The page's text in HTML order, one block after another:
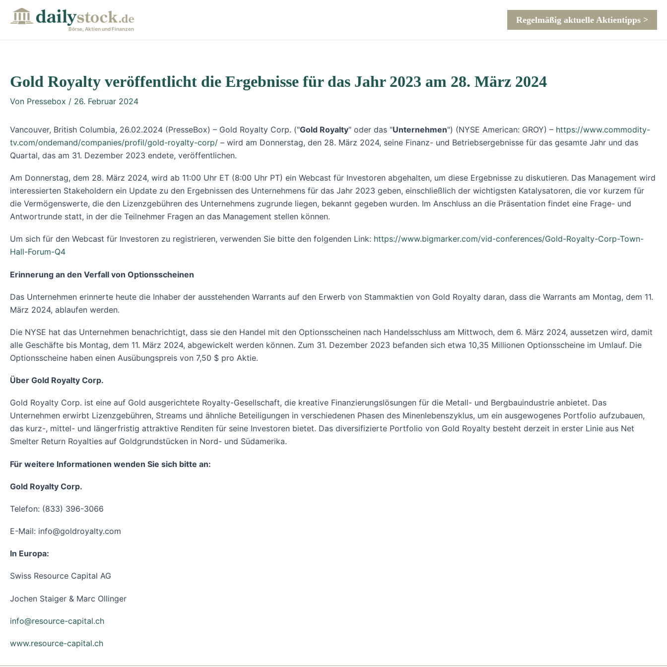
Inhalt
Börse, Aktien und Finanzen
Regelmäßig aktuelle Aktientipps >
Gold Royalty veröffentlicht die Ergebnisse für das Jahr 2023 am 28. März 2024
Von Pressebox / 26. Februar 2024
Vancouver, British Columbia, 26.02.2024 (PresseBox) – Gold Royalty Corp. ("Gold Royalty" oder das "Unternehmen") (NYSE American: GROY) – https://www.commodity-
tv.com/ondemand/companies/profil/gold-royalty-corp/ – wird am Donnerstag, den 28. März 2024, seine Finanz- und Betriebsergebnisse für das gesamte Jahr und das
Quartal, das am 31. Dezember 2023 endete, veröffentlichen.
Am Donnerstag, dem 28. März 2024, wird ab 11:00 Uhr ET (8:00 Uhr PT) ein Webcast für Investoren abgehalten, um diese Ergebnisse zu diskutieren. Das Management wird
interessierten Stakeholdern ein Update zu den Ergebnissen des Unternehmens für das Jahr 2023 geben, einschließlich der wichtigsten Katalysatoren, die vor kurzem für
die Vermögenswerte, die den Lizenzgebühren des Unternehmens zugrunde liegen, bekannt gegeben wurden. Im Anschluss an die Präsentation findet eine Frage- und
Antwortrunde statt, in der die Teilnehmer Fragen an das Management stellen können.
Um sich für den Webcast für Investoren zu registrieren, verwenden Sie bitte den folgenden Link: https://www.bigmarker.com/vid-conferences/Gold-Royalty-Corp-Town-
Hall-Forum-Q4
Erinnerung an den Verfall von Optionsscheinen
Das Unternehmen erinnerte heute die Inhaber der ausstehenden Warrants auf den Erwerb von Stammaktien von Gold Royalty daran, dass die Warrants am Montag, dem 11.
März 2024, ablaufen werden.
Die NYSE hat das Unternehmen benachrichtigt, dass sie den Handel mit den Optionsscheinen nach Handelsschluss am Mittwoch, dem 6. März 2024, aussetzen wird, damit
alle Geschäfte bis Montag, dem 11. März 2024, abgewickelt werden können. Zum 31. Dezember 2023 befanden sich etwa 10,35 Millionen Optionsscheine im Umlauf. Die
Optionsscheine haben einen Ausübungspreis von 7,50 $ pro Aktie.
Über Gold Royalty Corp.
Gold Royalty Corp. ist eine auf Gold ausgerichtete Royalty-Gesellschaft, die kreative Finanzierungslösungen für die Metall- und Bergbauindustrie anbietet. Das
Unternehmen erwirbt Lizenzgebühren, Streams und ähnliche Beteiligungen in verschiedenen Phasen des Minenlebenszyklus, um ein ausgewogenes Portfolio aufzubauen,
das kurz-, mittel- und längerfristig attraktive Renditen für seine Investoren bietet. Das diversifizierte Portfolio von Gold Royalty besteht derzeit in erster Linie aus Net
Smelter Return Royalties auf Goldgrundstücken in Nord- und Südamerika.
Für weitere Informationen wenden Sie sich bitte an:
Gold Royalty Corp.
Telefon: (833) 396-3066
E-Mail: info@goldroyalty.com
In Europa:
Swiss Resource Capital AG
Jochen Staiger & Marc Ollinger
info@resource-capital.ch
www.resource-capital.ch
navigation